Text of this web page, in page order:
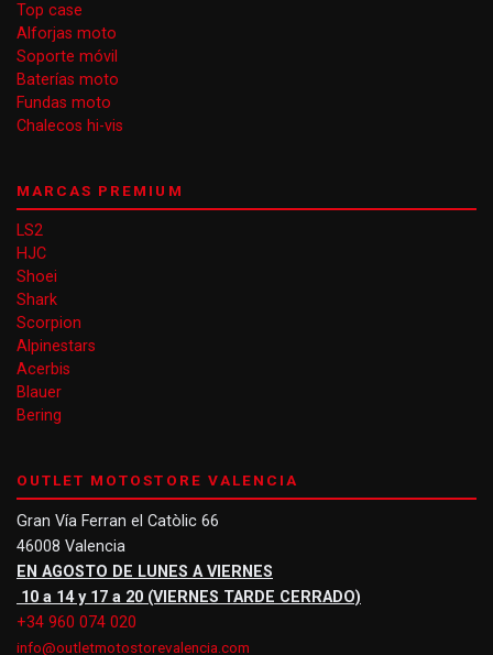
Top case
Alforjas moto
Soporte móvil
Baterías moto
Fundas moto
Chalecos hi-vis
MARCAS PREMIUM
LS2
HJC
Shoei
Shark
Scorpion
Alpinestars
Acerbis
Blauer
Bering
OUTLET MOTOSTORE VALENCIA
Gran Vía Ferran el Catòlic 66
46008 Valencia
EN AGOSTO DE LUNES A VIERNES
10 a 14 y 17 a 20 (VIERNES TARDE CERRADO)
+34 960 074 020
info@outletmotostorevalencia.com